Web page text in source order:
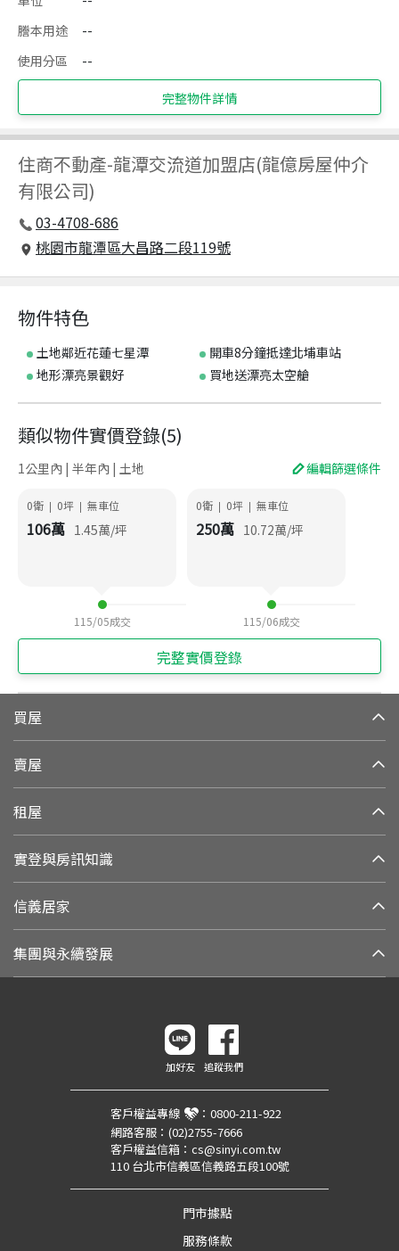
謄本用途
--
使用分區
--
完整物件詳情
住商不動產-龍潭交流道加盟店(龍億房屋仲介
有限公司)
03-4708-686
桃園市龍潭區大昌路二段119號
物件特色
土地鄰近花蓮七星潭
開車8分鐘抵達北埔車站
地形漂亮景觀好
買地送漂亮太空艙
類似物件實價登錄(5)
1公里內 | 半年內 | 土地 編輯篩選條件
0衛 | 0坪 | 無車位
106萬 1.45萬/坪
115/05成交
0衛 | 0坪 | 無車位
250萬 10.72萬/坪
115/06成交
完整實價登錄
買屋
賣屋
租屋
實登與房訊知識
信義居家
集團與永續發展
加好友 追蹤我們
客戶權益專線 ： 0800-211-922
網路客服： (02)2755-7666
客戶權益信箱： cs@sinyi.com.tw
110 台北市信義區信義路五段100號
門市據點
服務條款